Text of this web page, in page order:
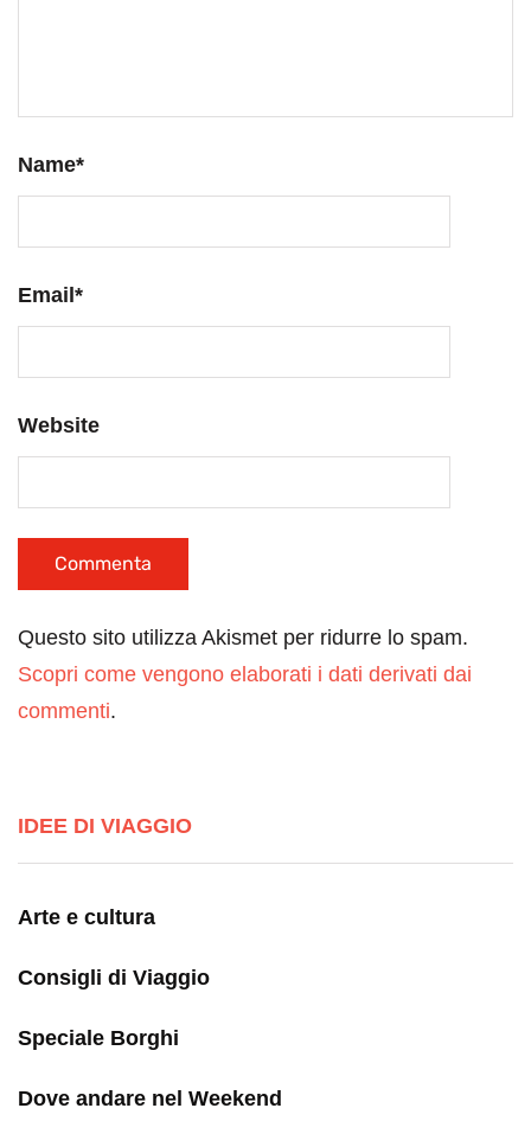
Name*
Email *
Website
Questo sito utilizza Akismet per ridurre lo spam.
Scopri come vengono elaborati i dati derivati dai
commenti.
IDEE DI VIAGGIO
Arte e cultura
Consigli di Viaggio
Speciale Borghi
Dove andare nel Weekend